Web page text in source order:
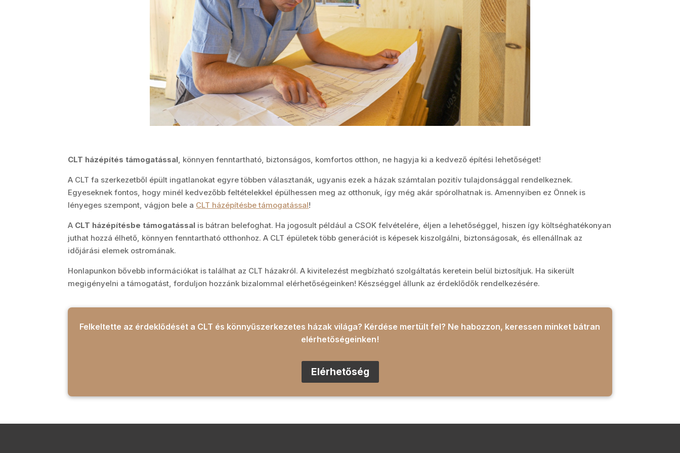
CLT házépítés támogatással , könnyen fenntartható, biztonságos, komfortos otthon, ne hagyja ki a kedvező építési lehetőséget!
A CLT fa szerkezetből épült ingatlanokat egyre többen választanák, ugyanis ezek a házak számtalan pozitív tulajdonsággal rendelkeznek.
Egyeseknek fontos, hogy minél kedvezőbb feltételekkel épülhessen meg az otthonuk, így még akár spórolhatnak is. Amennyiben ez Önnek is
lényeges szempont, vágjon bele a CLT házépítésbe támogatással!
A CLT házépítésbe támogatással is bátran belefoghat. Ha jogosult például a CSOK felvételére, éljen a lehetőséggel, hiszen így költséghatékonyan
juthat hozzá élhető, könnyen fenntartható otthonhoz. A CLT épületek több generációt is képesek kiszolgálni, biztonságosak, és ellenállnak az
időjárási elemek ostromának.
Honlapunkon bővebb információkat is találhat az CLT házakról. A kivitelezést megbízható szolgáltatás keretein belül biztosítjuk. Ha sikerült
megigényelni a támogatást, forduljon hozzánk bizalommal elérhetőségeinken! Készséggel állunk az érdeklődők rendelkezésére.
Felkeltette az érdeklődését a CLT és könnyűszerkezetes házak világa? Kérdése mertült fel? Ne habozzon, keressen minket bátran
elérhetőségeinken!
Elérhetőség